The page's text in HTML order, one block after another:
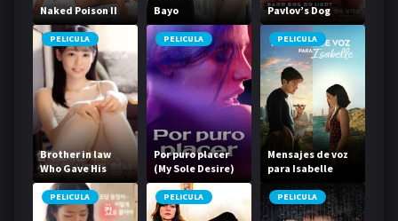
Naked Poison II Bayo Pavlov’s Dog
PELICULA
Brother in law
Who Gave His
Sister in law a
Little Sex
Education
PELICULA
Por puro placer
(My Sole Desire)
PELICULA
Mensajes de voz
para Isabelle
PELICULA PELICULA PELICULA